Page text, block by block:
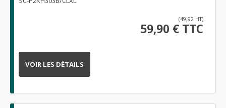
(49,92 HT)
59,90 € TTC
VOIR LES DÉTAILS